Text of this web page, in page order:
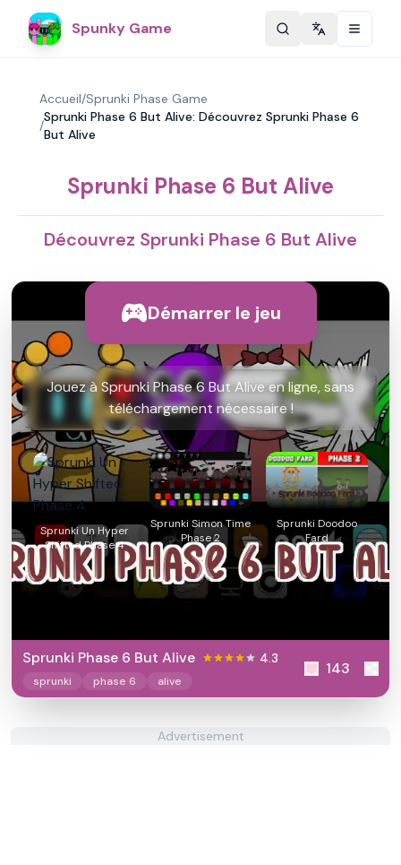
Spunky Game Change
Accueil/Sprunki Phase Game
/
Sprunki Phase 6 But Alive: Découvrez Sprunki Phase 6
But Alive
Sprunki Phase 6 But Alive
Découvrez Sprunki Phase 6 But Alive
Démarrer le jeu
Jouez à Sprunki Phase 6 But Alive en ligne, sans
téléchargement nécessaire !
Sprunki Un Hyper
Shifted Phase 4
Sprunki Simon Time
Phase 2
Sprunki Doodoo
Fard
Sprunki Phase 6 But Alive 4.3
sprunki phase 6 alive
143
Advertisement